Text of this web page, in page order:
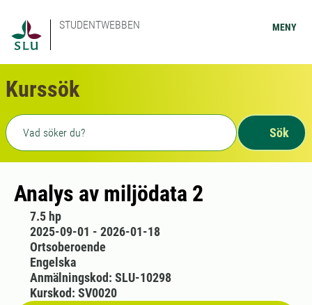
STUDENTWEBBEN MENY
Kurssök
Fritext sökning
Sök
Analys av miljödata 2
7.5 hp
2025-09-01 - 2026-01-18
Ortsoberoende
Engelska
Anmälningskod: SLU-10298
Kurskod: SV0020